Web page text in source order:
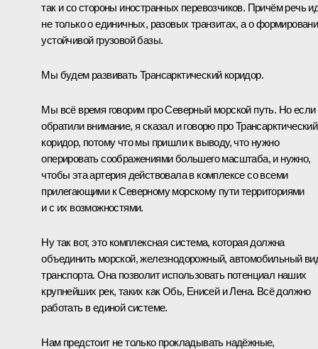
так и со стороны иностранных перевозчиков. Причём речь
не только о единичных, разовых транзитах, а о
устойчивой грузовой базы.
Мы будем развивать Трансарктический коридор.
Мы всё время говорим про Северный морской путь. Но
обратили внимание, я сказал и говорю про Трансарктический
коридор, потому что мы пришли к выводу, что нужно
оперировать соображениями большего масштаба, и нужно,
чтобы эта артерия действовала в комплексе со всеми
прилегающими к Северному морскому пути территориями
и с их возможностями.
Ну так вот, это комплексная система, которая должна
объединить морской, железнодорожный, автомобильный
транспорта. Она позволит использовать потенциал наших
крупнейших рек, таких как Обь, Енисей и Лена. Всё должно
работать в единой системе.
Нам предстоит не только прокладывать надёжные,